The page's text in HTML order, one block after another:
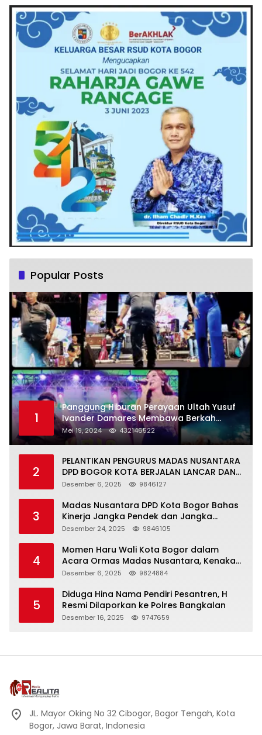
Popular Posts
1
Panggung Hiburan Perayaan Ultah Yusuf
Ivander Damares Membawa Berkah
Warga Kejapanan
Mei 19, 2024 432146522
2
PELANTIKAN PENGURUS MADAS NUSANTARA
DPD BOGOR KOTA BERJALAN LANCAR DAN
KHIDMAT
Desember 6, 2025 9846127
3
Madas Nusantara DPD Kota Bogor Bahas
Kinerja Jangka Pendek dan Jangka
Panjang
Desember 24, 2025 9846105
4
Momen Haru Wali Kota Bogor dalam
Acara Ormas Madas Nusantara, Kenakan
Peci Hitam Tinggi sebagai Simbol
Desember 6, 2025 9824884
5
Diduga Hina Nama Pendiri Pesantren, H
Resmi Dilaporkan ke Polres Bangkalan
Desember 16, 2025 9747659
JL. Mayor Oking No 32 Cibogor, Bogor Tengah, Kota
Bogor, Jawa Barat, Indonesia